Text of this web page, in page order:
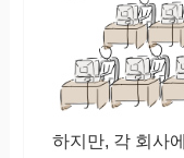
하지만, 각 회사